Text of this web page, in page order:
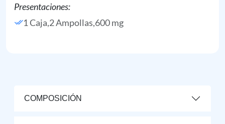
Presentaciones:
1 Caja,2 Ampollas,600 mg
COMPOSICIÓN